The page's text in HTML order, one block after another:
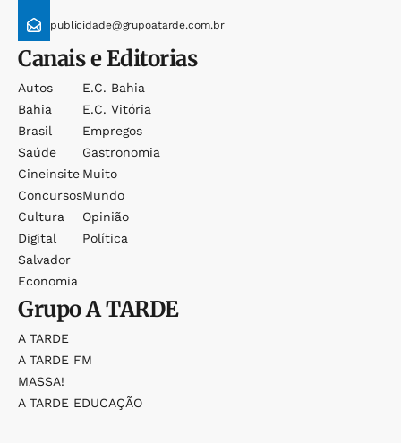
publicidade@grupoatarde.com.br
Canais e Editorias
Autos
Bahia
Brasil
Saúde
Cineinsite
Concursos
Cultura
Digital
Salvador
Economia
E.c. Bahia
E.c. Vitória
Empregos
Gastronomia
Muito
Mundo
Opinião
Política
GrupoA TARDE
A TARDE
A TARDE FM
MASSA!
A TARDE EDUCAÇÃO